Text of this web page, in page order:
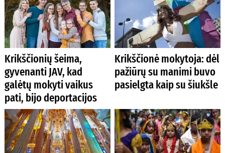
Krikščionių šeima,
gyvenanti JAV, kad
galėtų mokyti vaikus
pati, bijo deportacijos
Krikščionė mokytoja: dėl
pažiūrų su manimi buvo
pasielgta kaip su šiukšle